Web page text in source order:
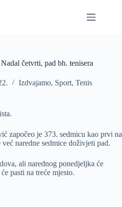
četvrti, pad bh. tenisera
Izdvajamo, Sport, Tenis
započeo je 373. sedmicu kao prvi na
naredne sedmice doživjeti pad.
ali narednog ponedjeljka će
pasti na treće mjesto.